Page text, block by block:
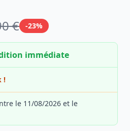
€ -23%
immédiate
!
le 11/08/2026 et le